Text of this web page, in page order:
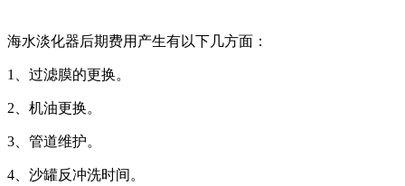
海水淡化器后期费用产生有以下几方面：
1、过滤膜的更换。
2、机油更换。
3、管道维护。
4、沙罐反冲洗时间。